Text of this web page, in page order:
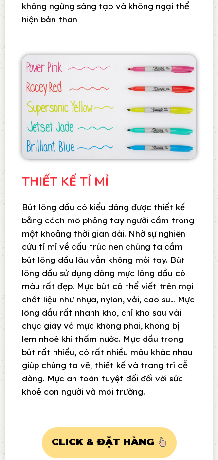
không ngừng sáng tạo và không ngại thể
hiện bản thân
THIẾT KẾ TỈ MỈ
Bút lông dầu có kiểu dáng được thiết kế
bằng cách mô phỏng tay người cầm trong
một khoảng thời gian dài. Nhờ sự nghiên
cứu tỉ mỉ về cấu trúc nên chúng ta cầm
bút lông dầu lâu vẫn không mỏi tay. Bút
lông dầu sử dụng dòng mực lông dầu có
màu rất đẹp. Mực bút có thể viết trên mọi
chất liệu như nhựa, nylon, vải, cao su… Mực
lông dầu rất nhanh khô, chỉ khô sau vài
chục giây và mực không phai, không bị
lem nhoè khi thấm nước. Mực dầu trong
bút rất nhiều, có rất nhiều màu khác nhau
giúp chúng ta vẽ, thiết kế và trang trí dễ
dàng. Mực an toàn tuyệt đối đối với sức
khoẻ con người và môi trường.
CLICK & ĐẶT HÀNG